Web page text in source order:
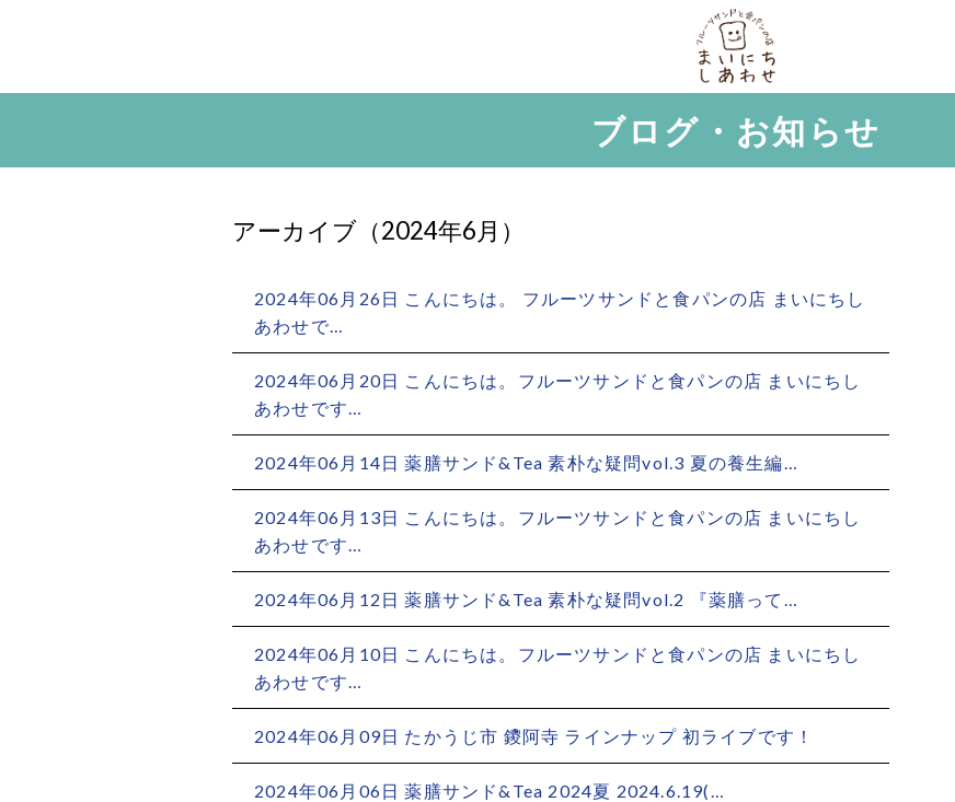
ブログ・お知らせ
アーカイブ（2024年6月）
2024年06月26日 こんにちは。 フルーツサンドと食パンの店 まいにちし
あわせで…
2024年06月20日 こんにちは。フルーツサンドと食パンの店 まいにちし
あわせです…
2024年06月14日 薬膳サンド&Tea 素朴な疑問vol.3 夏の養生編…
2024年06月13日 こんにちは。フルーツサンドと食パンの店 まいにちし
あわせです…
2024年06月12日 薬膳サンド&Tea 素朴な疑問vol.2 『薬膳って…
2024年06月10日 こんにちは。フルーツサンドと食パンの店 まいにちし
あわせです…
2024年06月09日 たかうじ市 鑁阿寺 ラインナップ 初ライブです！
2024年06月06日 薬膳サンド&Tea 2024夏 2024.6.19(…